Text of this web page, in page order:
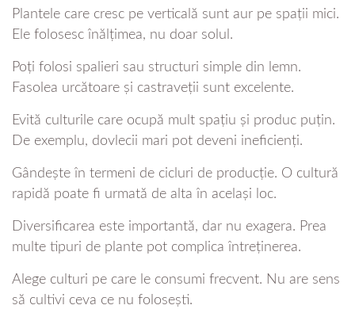
Plantele care cresc pe verticală sunt aur pe spații mici.
Ele folosesc înălțimea, nu doar solul.
Poți folosi spalieri sau structuri simple din lemn.
Fasolea urcătoare și castraveții sunt excelente.
Evită culturile care ocupă mult spațiu și produc puțin.
De exemplu, dovlecii mari pot deveni ineficienți.
Gândește în termeni de cicluri de producție. O cultură
rapidă poate fi urmată de alta în același loc.
Diversificarea este importantă, dar nu exagera. Prea
multe tipuri de plante pot complica întreținerea.
Alege culturi pe care le consumi frecvent. Nu are sens
să cultivi ceva ce nu folosești.